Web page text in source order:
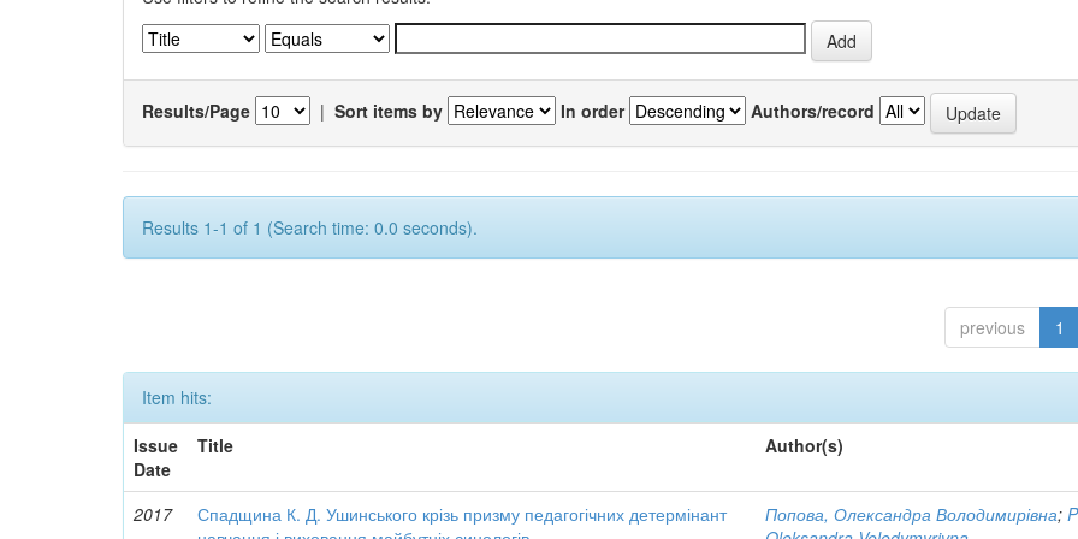
Results/Page | Sort items by In order Authors/record
Results 1-1 of 1 (Search time: 0.0 seconds).
previous 1
Item hits:
Issue
Date
Title Author(s)
2017
Спадщина К. Д. Ушинського крізь призму педагогічних детермінант
Попова, Олександра Володимирівна;